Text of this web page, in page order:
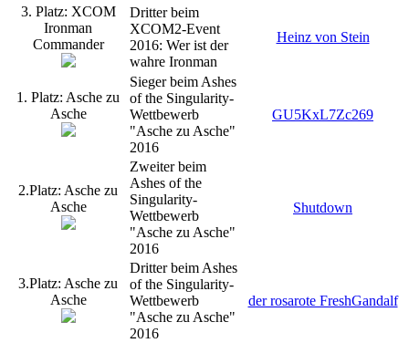
3. Platz: XCOM
Ironman
Commander
Dritter beim
XCOM2-Event
2016: Wer ist der
wahre Ironman
Heinz von Stein
1. Platz: Asche zu
Asche
Sieger beim Ashes
of the Singularity-
Wettbewerb
"Asche zu Asche"
2016
GU5KxL7Zc269
2.Platz: Asche zu
Asche
Zweiter beim
Ashes of the
Singularity-
Wettbewerb
"Asche zu Asche"
2016
Shutdown
3.Platz: Asche zu
Asche
Dritter beim Ashes
of the Singularity-
Wettbewerb
"Asche zu Asche"
2016
der rosarote FreshGandalf